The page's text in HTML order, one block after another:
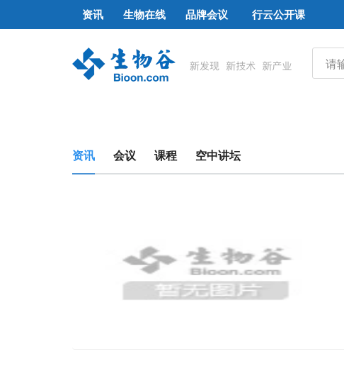
资讯 生物在线 品牌会议 行云公开课
资讯 会议 课程 空中讲坛